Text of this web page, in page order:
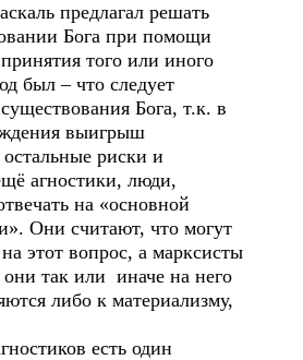
предлагал решать
Бога при помощи
того или иного
был – что следует
Бога, т.к. в
выигрыш
риски и
агностики, люди,
на «основной
Они считают, что могут
этот вопрос, а марксисты
они так или иначе на него
либо к материализму,
есть один